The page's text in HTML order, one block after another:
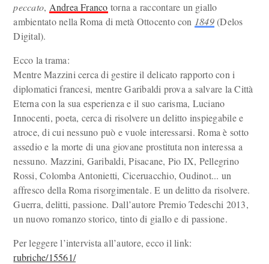
peccato, Andrea Franco torna a raccontare un giallo
ambientato nella Roma di metà Ottocento con 1849(Delos
Digital).
Ecco la trama:
Mentre Mazzini cerca di gestire il delicato rapporto con i
diplomatici francesi, mentre Garibaldi prova a salvare la Città
Eterna con la sua esperienza e il suo carisma, Luciano
Innocenti, poeta, cerca di risolvere un delitto inspiegabile e
atroce, di cui nessuno può e vuole interessarsi. Roma è sotto
assedio e la morte di una giovane prostituta non interessa a
nessuno. Mazzini, Garibaldi, Pisacane, Pio IX, Pellegrino
Rossi, Colomba Antonietti, Ciceruacchio, Oudinot... un
affresco della Roma risorgimentale. E un delitto da risolvere.
Guerra, delitti, passione. Dall’autore Premio Tedeschi 2013,
un nuovo romanzo storico, tinto di giallo e di passione.
Per leggere l’intervista all’autore, ecco il link:
rubriche/15561/